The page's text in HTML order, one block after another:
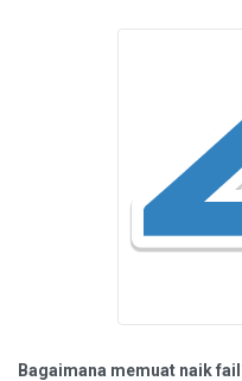
Bagaimana memuat naik